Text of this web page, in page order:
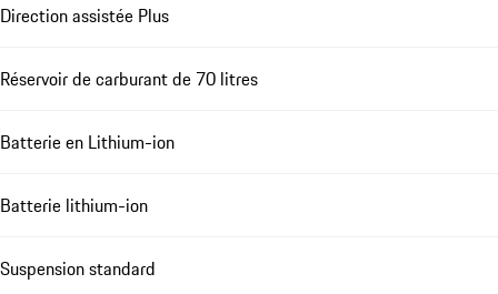
Direction assistée Plus
Réservoir de carburant de 70 litres
Batterie en Lithium-ion
Batterie lithium-ion
Suspension standard